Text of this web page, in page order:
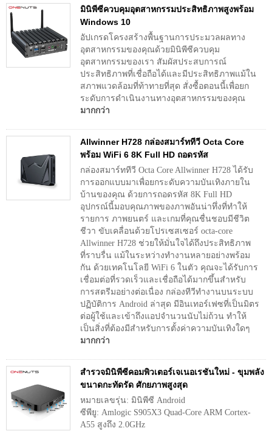
มินิพีซีควบคุมอุตสาหกรรมประสิทธิภาพสูงพร้อม
Windows 10
อัปเกรดโครงสร้างพื้นฐานการประมวลผลทาง
อุตสาหกรรมของคุณด้วยมินิพีซีควบคุม
อุตสาหกรรมของเรา สัมผัสประสบการณ์
ประสิทธิภาพที่เชื่อถือได้และมีประสิทธิภาพแม้ใน
สภาพแวดล้อมที่ท้าทายที่สุด สั่งซื้อตอนนี้เพื่อยก
ระดับการดำเนินงานทางอุตสาหกรรมของคุณ
มากกว่า
Allwinner H728 กล่องสมาร์ททีวี Octa Core
พร้อม WiFi 6 8K Full HD ถอดรหัส
กล่องสมาร์ททีวี Octa Core Allwinner H728 ได้รับ
การออกแบบมาเพื่อยกระดับความบันเทิงภายใน
บ้านของคุณ ด้วยการถอดรหัส 8K Full HD
อุปกรณ์นี้มอบคุณภาพของภาพอันน่าทึ่งที่ทำให้
รายการ ภาพยนตร์ และเกมที่คุณชื่นชอบมีชีวิต
ชีวา ขับเคลื่อนด้วยโปรเซสเซอร์ octa-core
Allwinner H728 ช่วยให้มั่นใจได้ถึงประสิทธิภาพ
ที่ราบรื่น แม้ในระหว่างทำงานหลายอย่างพร้อม
กัน ด้วยเทคโนโลยี WiFi 6 ในตัว คุณจะได้รับการ
เชื่อมต่อที่รวดเร็วและเชื่อถือได้มากขึ้นสำหรับ
การสตรีมอย่างต่อเนื่อง กล่องทีวีทำงานบนระบบ
ปฏิบัติการ Android ล่าสุด มีอินเทอร์เฟซที่เป็นมิตร
ต่อผู้ใช้และเข้าถึงแอปจำนวนนับไม่ถ้วน ทำให้
เป็นสิ่งที่ต้องมีสำหรับการตั้งค่าความบันเทิงใดๆ
มากกว่า
สำรวจมินิพีซีคอมพิวเตอร์เจเนอเรชันใหม่ - ขุมพลัง
ขนาดกะทัดรัด ศักยภาพสูงสุด
หมายเลขรุ่น: มินิพีซี Android
ซีพียู: Amlogic S905X3 Quad-Core ARM Cortex-
A55 สูงถึง 2.0GHz